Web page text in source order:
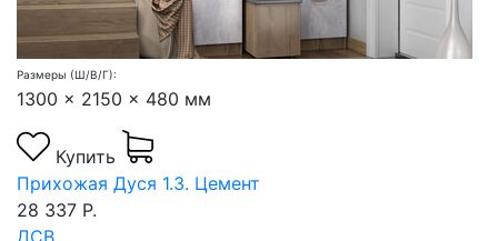
Размеры (Ш/В/Г):
1300 x 2150 x 480 мм
Купить
Прихожая Дуся 1.3. Цемент
28 337 Р.